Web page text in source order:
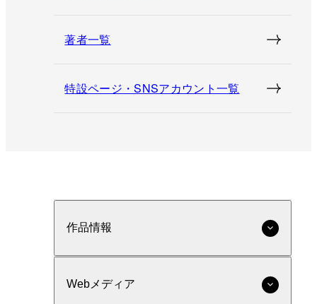
著者一覧
特設ページ・SNSアカウント一覧
作品情報
Webメディア